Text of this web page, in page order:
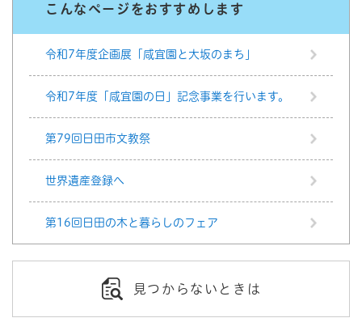
こんなページをおすすめします
令和7年度企画展「咸宜園と大坂のまち」
令和7年度「咸宜園の日」記念事業を行います。
第79回日田市文教祭
世界遺産登録へ
第16回日田の木と暮らしのフェア
見つからないときは